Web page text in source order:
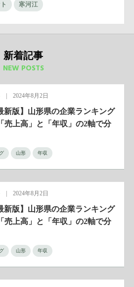
寒河江
新着記事
NEW POSTS
2024年8月2日
新版】山形県の企業ランキング
売上高」と「年収」の2軸で分
山形 年収
2024年8月2日
新版】山形県の企業ランキング
売上高」と「年収」の2軸で分
山形 年収